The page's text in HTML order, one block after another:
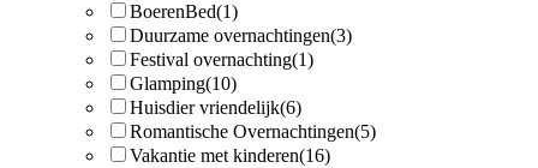
BoerenBed(1)
Duurzame overnachtingen(3)
Festival overnachting(1)
Glamping(10)
Huisdier vriendelijk(6)
Romantische Overnachtingen(5)
Vakantie met kinderen(16)